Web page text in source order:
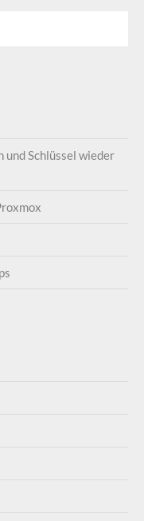
Schlüssel wieder